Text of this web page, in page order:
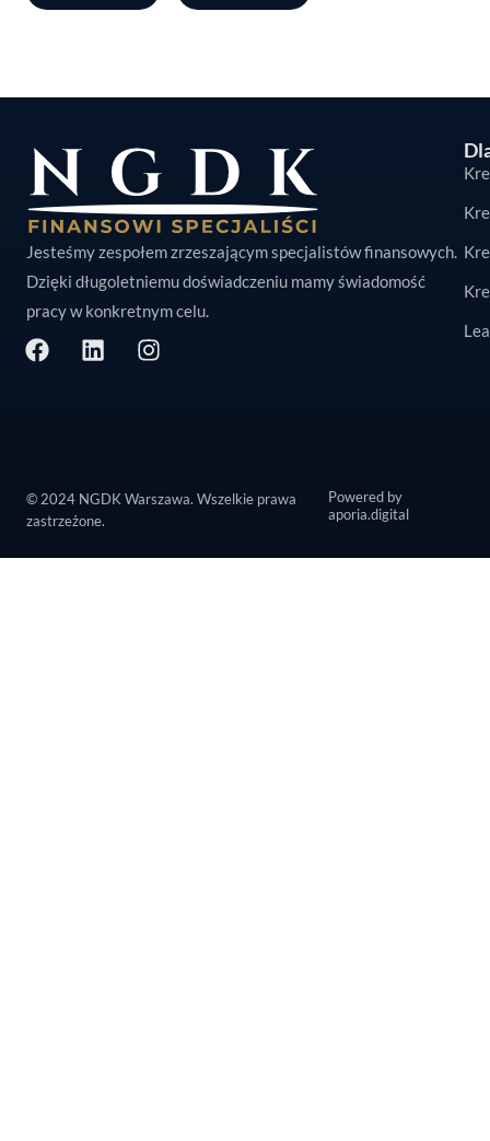
Jesteśmy zespołem zrzeszającym specjalistów finansowych.
Dzięki długoletniemu doświadczeniu mamy świadomość
pracy w konkretnym celu.
© 2024 NGDK Warszawa. Wszelkie prawa
zastrzeżone.
Powered by
aporia.digital